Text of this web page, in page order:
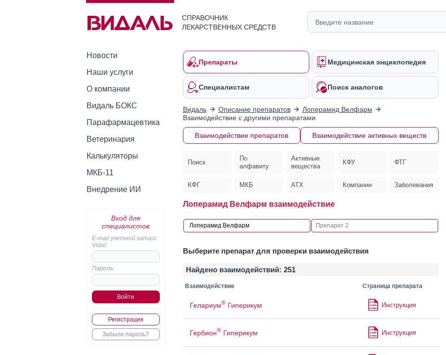
СПРАВОЧНИК
ЛЕКАРСТВЕННЫХ СРЕДСТВ
Новости
Наши услуги
О компании
Видаль БОКС
Парафармацевтика
Ветеринария
Калькуляторы
МКБ-11
Внедрение ИИ
Вход для
специалистов
E-mail учетной записи
Vidal:
Пароль:
Регистрация
Забыли пароль?
Препараты Медицинская энциклопедия
Специалистам Поиск аналогов
Видаль Описание препаратов
Лоперамид Велфарм
Взаимодействие с другими препаратами
Взаимодействие препаратов Взаимодействие активных веществ
Поиск
По
алфавиту
Активные
вещества
КФУ ФТГ
КФГ МКБ АТХ Компании Заболевания
Лоперамид Велфарм взаимодействие
Выберите препарат для проверки взаимодействия
Найдено взаимодействий: 251
Взаимодействие Страница препарата
Гелариум®Гиперикум Инструкция
Гербион®Гиперикум Инструкция